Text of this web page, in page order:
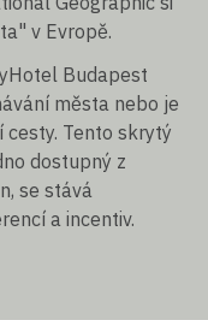
v Evropě.
Budapest
města nebo je
Tento skrytý
dostupný z
se stává
a incentiv.